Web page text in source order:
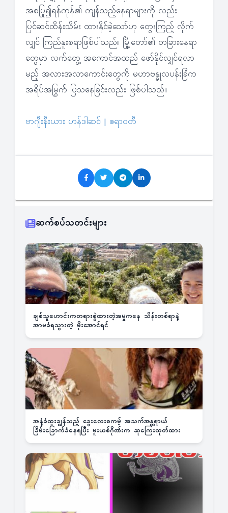
အစပြု၍ရန်ကုန်၏ ကျန်သည့်နေရာများကို လည်း
ပြင်ဆင်ထိန်းသိမ်း ထားနိုင်ခဲ့သော်ဟု တွေးကြည့် လိုက်
လျှင် ကြည်နူးစရာဖြစ်ပါသည်။ မြို့တော်၏ တခြားနေရာ
တွေမှာ လက်တွေ့ အကောင်အထည် ဖော်နိုင်လျှင်ရလာ
မည့် အလားအလာကောင်းတွေကို မဟာဗန္ဓုလပန်းခြံက
အရိပ်အမြွက် ပြသနေခြင်းလည်း ဖြစ်ပါသည်။
ဗာဂျီးနီးယား ဟန်ဒါဆင် | ဧရာဝတီ
ဆက်စပ်သတင်းများ
ချစ်သူဟောင်းကတရားစွဲထားတဲ့အမှုကနေ သိန်းတစ်ရာနဲ့
အာမခံရသွားတဲ့ မိုးအောင်ရင်
အနံ့ခံထူးချွန်သည့် ခွေးလေးစကမ့် အသက်အန္တရာယ်
ခြိမ်းခြောက်ခံနေရပြီး မူးယစ်ဂိုဏ်းက ဆုကြေးထုတ်ထား